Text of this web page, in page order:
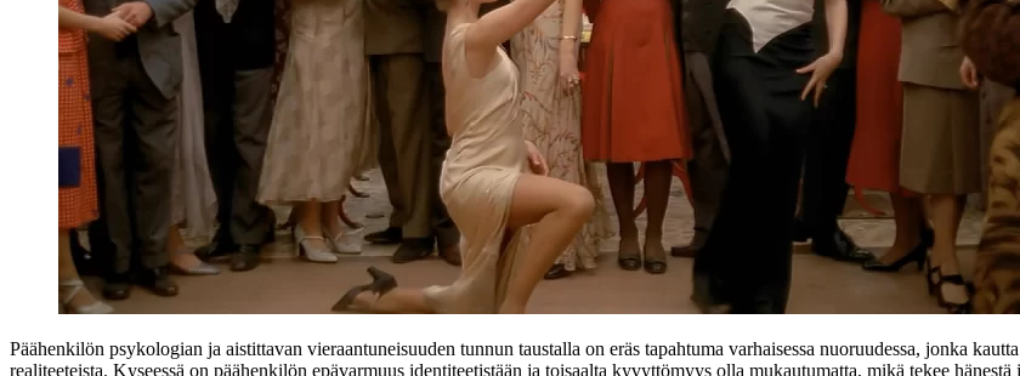
Päähenkilön psykologian ja aistittavan vieraantuneisuuden tunnun taustalla on eräs tapahtuma varhaisessa nuoruudessa, jonka
realiteeteista. Kyseessä on päähenkilön epävarmuus identiteetistään ja toisaalta kyvyttömyys olla mukautumatta, mikä tekee